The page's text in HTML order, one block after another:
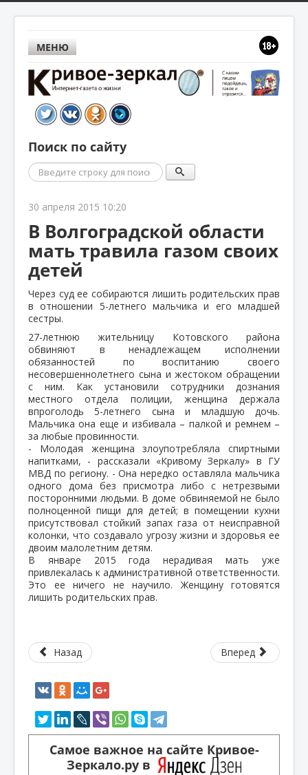
МЕНЮ
Поиск по сайту
Поиск
30 апреля 2015 10:20
В Волгоградской области
мать травила газом своих
детей
Через суд ее собираются лишить родительских прав
в отношении 5-летнего мальчика и его младшей
сестры.
27-летнюю жительницу Котовского района
обвиняют в ненадлежащем исполнении
обязанностей по воспитанию своего
несовершеннолетнего сына и жестоком обращении
с ним. Как установили сотрудники дознания
местного отдела полиции, женщина держала
впроголодь 5-летнего сына и младшую дочь.
Мальчика она еще и избивала – палкой и ремнем –
за любые провинности.
- Молодая женщина злоупотребляла спиртными
напитками, - рассказали «Кривому Зеркалу» в ГУ
МВД по региону. - Она нередко оставляла мальчика
одного дома без присмотра либо с нетрезвыми
посторонними людьми. В доме обвиняемой не было
полноценной пищи для детей; в помещении кухни
присутствовал стойкий запах газа от неисправной
колонки, что создавало угрозу жизни и здоровья ее
двоим малолетним детям.
В январе 2015 года нерадивая мать уже
привлекалась к административной ответственности.
Это ее ничего не научило. Женщину готовятся
лишить родительских прав.
Назад Вперед
Самое важное на сайте Кривое-
Зеркало.ру в